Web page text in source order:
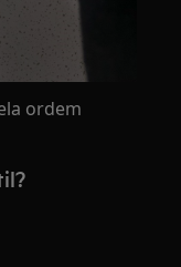
ordem